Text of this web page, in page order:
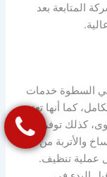
المتابعة بعد
السطوة خدمات
كما أنها تعتمد
كذلك توفر
والأتربة من
عملية تنظيف.